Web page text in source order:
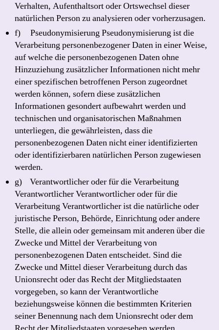
Verhalten, Aufenthaltsort oder Ortswechsel dieser
natürlichen Person zu analysieren oder vorherzusagen.
f) Pseudonymisierung Pseudonymisierung ist die
Verarbeitung personenbezogener Daten in einer Weise,
auf welche die personenbezogenen Daten ohne
Hinzuziehung zusätzlicher Informationen nicht mehr
einer spezifischen betroffenen Person zugeordnet
werden können, sofern diese zusätzlichen
Informationen gesondert aufbewahrt werden und
technischen und organisatorischen Maßnahmen
unterliegen, die gewährleisten, dass die
personenbezogenen Daten nicht einer identifizierten
oder identifizierbaren natürlichen Person zugewiesen
werden.
g) Verantwortlicher oder für die Verarbeitung
Verantwortlicher Verantwortlicher oder für die
Verarbeitung Verantwortlicher ist die natürliche oder
juristische Person, Behörde, Einrichtung oder andere
Stelle, die allein oder gemeinsam mit anderen über die
Zwecke und Mittel der Verarbeitung von
personenbezogenen Daten entscheidet. Sind die
Zwecke und Mittel dieser Verarbeitung durch das
Unionsrecht oder das Recht der Mitgliedstaaten
vorgegeben, so kann der Verantwortliche
beziehungsweise können die bestimmten Kriterien
seiner Benennung nach dem Unionsrecht oder dem